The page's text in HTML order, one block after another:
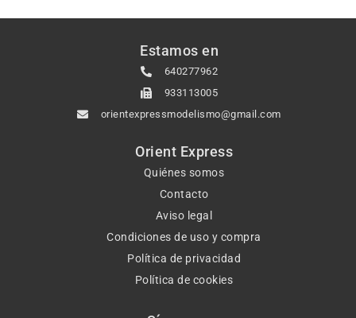
Estamos en
640277962
933113005
orientexpressmodelismo@gmail.com
Orient Express
Quiénes somos
Contacto
Aviso legal
Condiciones de uso y compra
Política de privacidad
Política de cookies